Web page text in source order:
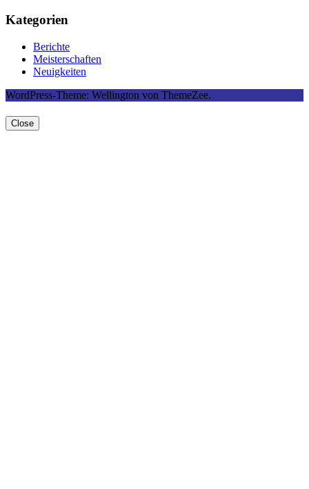
Kategorien
Berichte
Meisterschaften
Neuigkeiten
WordPress-Theme: Wellington von ThemeZee.
Close